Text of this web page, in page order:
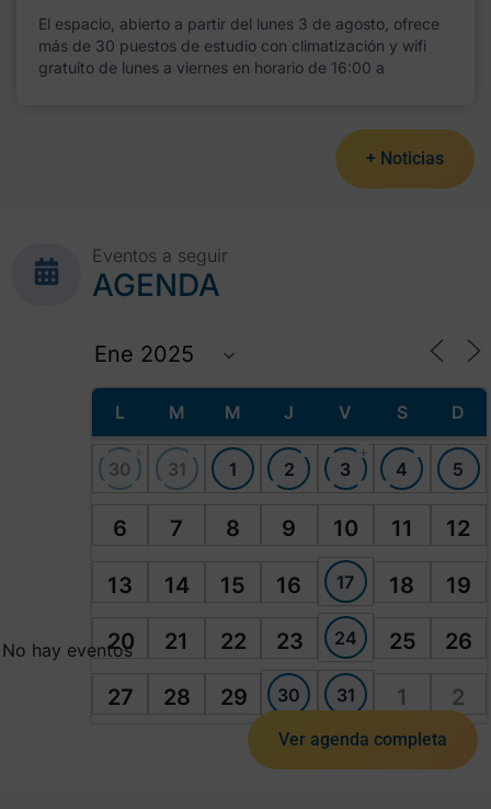
El espacio, abierto a partir del lunes 3 de agosto, ofrece
más de 30 puestos de estudio con climatización y wifi
gratuito de lunes a viernes en horario de 16:00 a
+ Noticias
Eventos a seguir
AGENDA
L M M J V S D
30 31 1 2 3
+
4 5
6 7 8 9 10 11 12
13 14 15 16 17 18 19
20 21 22 23 24 25 26
27 28 29 30 31 1 2
No hay eventos
Ver agenda completa